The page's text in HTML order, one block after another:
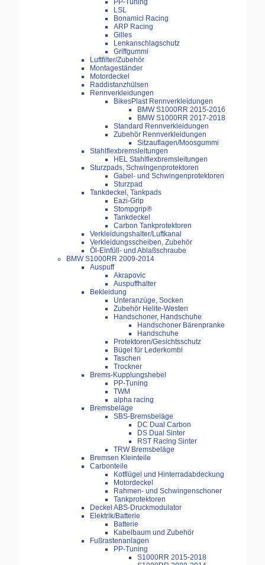
PP-Tuning
LSL
Bonamici Racing
ARP Racing
Gilles
Lenkanschlagschutz
Griffgummi
Luftfilter/Zubehör
Montageständer
Motordeckel
Raddistanzhülsen
Rennverkleidungen
BikesPlast Rennverkleidungen
BMW S1000RR 2015-2016
BMW S1000RR 2017-2018
Standard Rennverkleidungen
Zubehör Rennverkleidungen
Sitzauflagen/Moosgummi
Stahlflexbremsleitungen
HEL Stahlflexbremsleitungen
Sturzpads, Schwingenprotektoren
Gabel- und Schwingenprotektoren
Sturzpad
Tankdeckel, Tankpads
Eazi-Grip
Stompgrip®
Tankdeckel
Carbon Tankprotektoren
Verkleidungshalter/Luftkanal
Verkleidungsscheiben, Zubehör
Öl-Einfüll- und Ablaßschraube
BMW S1000RR 2009-2014
Auspuff
Akrapovic
Auspuffhalter
Bekleidung
Unteranzüge, Socken
Zubehör Helite-Westen
Handschoner, Handschuhe
Handschoner Bärenpranke
Handschuhe
Protektoren/Gesichtsschutz
Bügel für Lederkombi
Taschen
Trockner
Brems-Kupplungshebel
PP-Tuning
TWM
alpha racing
Bremsbeläge
SBS-Bremsbeläge
DC Dual Carbon
DS Dual Sinter
RST Racing Sinter
TRW Bremsbeläge
Bremsen Kleinteile
Carbonteile
Kotflügel und Hinterradabdeckung
Motordeckel
Rahmen- und Schwingenschoner
Tankprotektoren
Deckel ABS-Druckmodulator
Elektrik/Batterie
Batterie
Kabelbaum und Zubehör
Fußrastenanlagen
PP-Tuning
S1000RR 2015-2018